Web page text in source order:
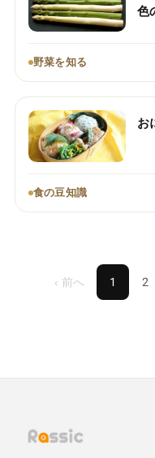
色
野菜を知る
お
食の豆知識
‹ 前へ 1 2